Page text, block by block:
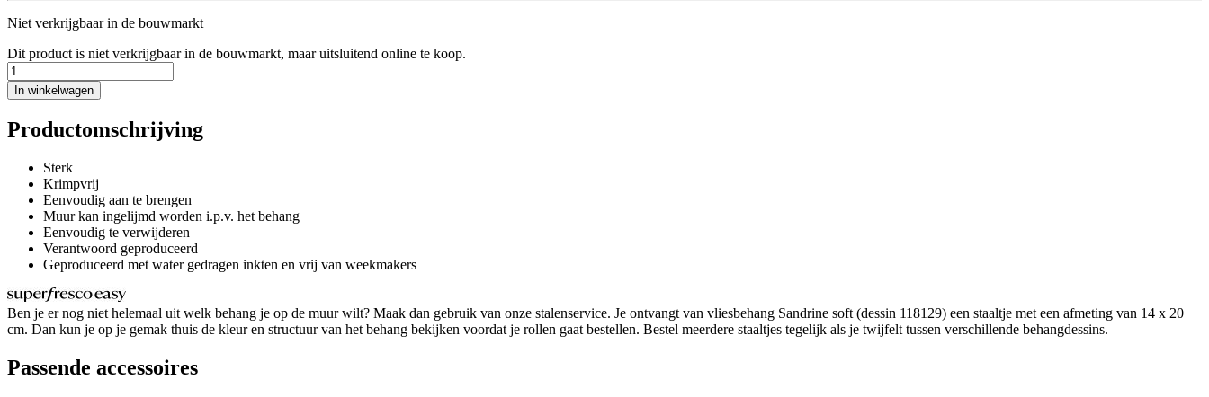
Niet verkrijgbaar in de bouwmarkt
Dit product is niet verkrijgbaar in de bouwmarkt, maar uitsluitend online te koop.
In winkelwagen
Productomschrijving
Sterk
Krimpvrij
Eenvoudig aan te brengen
Muur kan ingelijmd worden i.p.v. het behang
Eenvoudig te verwijderen
Verantwoord geproduceerd
Geproduceerd met water gedragen inkten en vrij van weekmakers
Ben je er nog niet helemaal uit welk behang je op de muur wilt? Maak dan gebruik van onze stalenservice. Je ontvangt van vliesbehang Sandrine soft (dessin 118129) een staaltje met een afmeting van 14 x 20
cm. Dan kun je op je gemak thuis de kleur en structuur van het behang bekijken voordat je rollen gaat bestellen. Bestel meerdere staaltjes tegelijk als je twijfelt tussen verschillende behangdessins.
Passende accessoires